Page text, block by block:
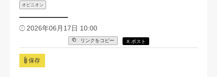
オピニオン
2026年06月17日 10:00
リンクをコピー X ポスト
保存